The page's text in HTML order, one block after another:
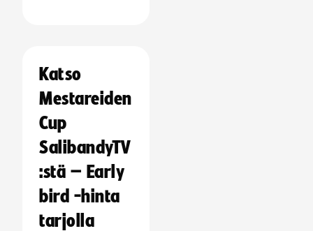
Katso
Mestareiden
Cup
SalibandyTV
:stä – Early
bird -hinta
tarjolla